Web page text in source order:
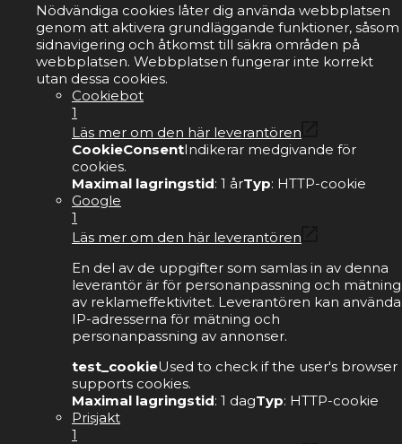
Nödvändiga cookies låter dig använda webbplatsen
genom att aktivera grundläggande funktioner, såsom
sidnavigering och åtkomst till säkra områden på
webbplatsen. Webbplatsen fungerar inte korrekt
utan dessa cookies.
Cookiebot
1
Läs mer om den här leverantören
CookieConsentIndikerar medgivande för
cookies.
Maximal lagringstid: 1 årTyp: HTTP-cookie
Google
1
Läs mer om den här leverantören
En del av de uppgifter som samlas in av denna
leverantör är för personanpassning och mätning
av reklameffektivitet. Leverantören kan använda
IP-adresserna för mätning och
personanpassning av annonser.
test_cookieUsed to check if the user's browser
supports cookies.
Maximal lagringstid: 1 dagTyp: HTTP-cookie
Prisjakt
1